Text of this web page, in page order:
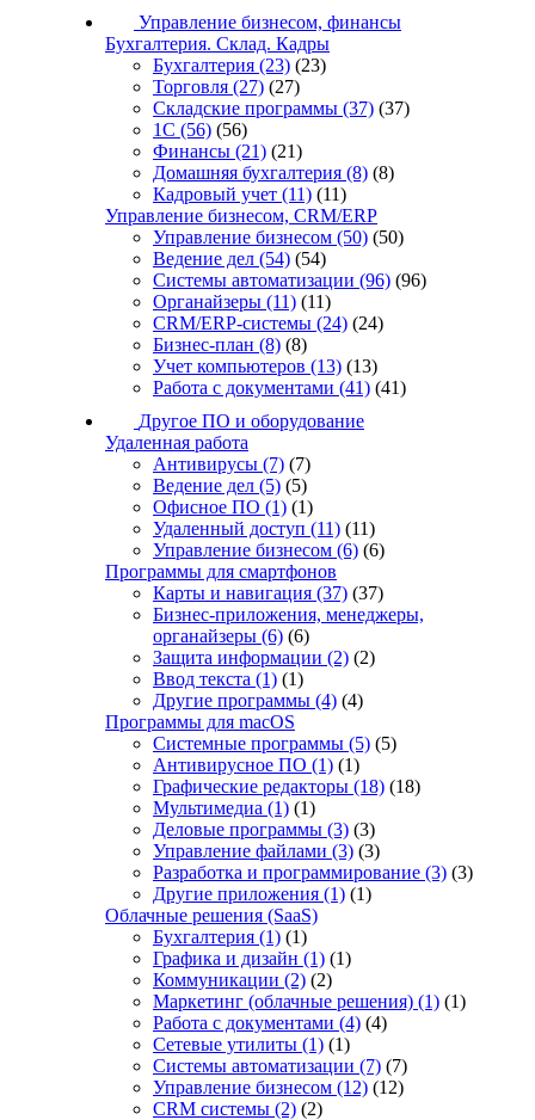
Управление бизнесом, финансы
Бухгалтерия. Склад. Кадры
Бухгалтерия (23) (23)
Торговля (27) (27)
Складские программы (37) (37)
1С (56) (56)
Финансы (21) (21)
Домашняя бухгалтерия (8) (8)
Кадровый учет (11) (11)
Управление бизнесом, CRM/ERP
Управление бизнесом (50) (50)
Ведение дел (54) (54)
Системы автоматизации (96) (96)
Органайзеры (11) (11)
CRM/ERP-системы (24) (24)
Бизнес-план (8) (8)
Учет компьютеров (13) (13)
Работа с документами (41) (41)
Другое ПО и оборудование
Удаленная работа
Антивирусы (7) (7)
Ведение дел (5) (5)
Офисное ПО (1) (1)
Удаленный доступ (11) (11)
Управление бизнесом (6) (6)
Программы для смартфонов
Карты и навигация (37) (37)
Бизнес-приложения, менеджеры,
органайзеры (6) (6)
Защита информации (2) (2)
Ввод текста (1) (1)
Другие программы (4) (4)
Программы для macOS
Системные программы (5) (5)
Антивирусное ПО (1) (1)
Графические редакторы (18) (18)
Мультимедиа (1) (1)
Деловые программы (3) (3)
Управление файлами (3) (3)
Разработка и программирование (3) (3)
Другие приложения (1) (1)
Облачные решения (SaaS)
Бухгалтерия (1) (1)
Графика и дизайн (1) (1)
Коммуникации (2) (2)
Маркетинг (облачные решения) (1) (1)
Работа с документами (4) (4)
Сетевые утилиты (1) (1)
Системы автоматизации (7) (7)
Управление бизнесом (12) (12)
CRM системы (2) (2)